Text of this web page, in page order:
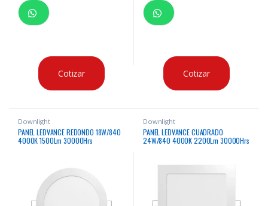
Cotizar Cotizar
Downlight
PANEL LEDVANCE REDONDO 18W/840
4000K 1500Lm 30000Hrs
Downlight
PANEL LEDVANCE CUADRADO
24W/840 4000K 2200Lm 30000Hrs